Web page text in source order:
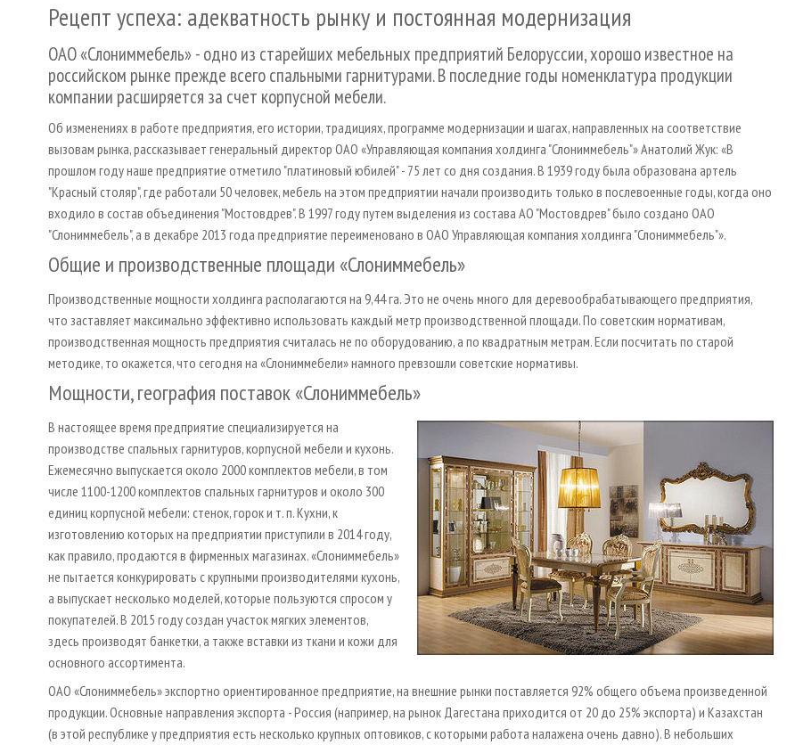
Рецепт успеха: адекватность рынку и постоянная модернизация
ОАО «Слониммебель» - одно из старейших мебельных предприятий Белоруссии, хорошо известное на
российском рынке прежде всего спальными гарнитурами. В последние годы номенклатура продукции
компании расширяется за счет корпусной мебели.
Об изменениях в работе предприятия, его истории, традициях, программе модернизации и шагах, направленных на соответствие
вызовам рынка, рассказывает генеральный директор ОАО «Управляющая компания холдинга "Слониммебель"» Анатолий Жук: «В
прошлом году наше предприятие отметило "платиновый юбилей" - 75 лет со дня создания. В 1939 году была образована артель
"Красный столяр", где работали 50 человек, мебель на этом предприятии начали производить только в послевоенные годы, когда оно
входило в состав объединения "Мостовдрев". В 1997 году путем выделения из состава АО "Мостовдрев" было создано ОАО
"Слониммебель", а в декабре 2013 года предприятие переименовано в ОАО Управляющая компания холдинга "Слониммебель"».
Общие и производственные площади «Слониммебель»
Производственные мощности холдинга располагаются на 9,44 га. Это не очень много для деревообрабатывающего предприятия,
что заставляет максимально эффективно использовать каждый метр производственной площади. По советским нормативам,
производственная мощность предприятия считалась не по оборудованию, а по квадратным метрам. Если посчитать по старой
методике, то окажется, что сегодня на «Слониммебели» намного превзошли советские нормативы.
Мощности, география поставок «Слониммебель»
В настоящее время предприятие специализируется на
производстве спальных гарнитуров, корпусной мебели и кухонь.
Ежемесячно выпускается около 2000 комплектов мебели, в том
числе 1100-1200 комплектов спальных гарнитуров и около 300
единиц корпусной мебели: стенок, горок и т. п. Кухни, к
изготовлению которых на предприятии приступили в 2014 году,
как правило, продаются в фирменных магазинах. «Слониммебель»
не пытается конкурировать с крупными производителями кухонь,
а выпускает несколько моделей, которые пользуются спросом у
покупателей. В 2015 году создан участок мягких элементов,
здесь производят банкетки, а также вставки из ткани и кожи для
основного ассортимента.
ОАО «Слониммебель» экспортно ориентированное предприятие, на внешние рынки поставляется 92% общего объема произведенной
продукции. Основные направления экспорта - Россия (например, на рынок Дагестана приходится от 20 до 25% экспорта) и Казахстан
(в этой республике у предприятия есть несколько крупных оптовиков, с которыми работа налажена очень давно). В небольших